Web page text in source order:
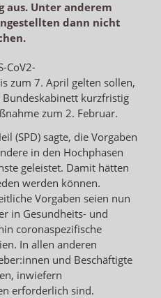
aus. Unter anderem
dann nicht
CoV2-
zum 7. April gelten sollen,
Bundeskabinett kurzfristig
zum 2. Februar.
(SPD) sagte, die Vorgaben
in den Hochphasen
geleistet. Damit hätten
werden können.
Vorgaben seien nun
in Gesundheits- und
coronaspezifische
In allen anderen
und Beschäftigte
inwiefern
erforderlich sind.